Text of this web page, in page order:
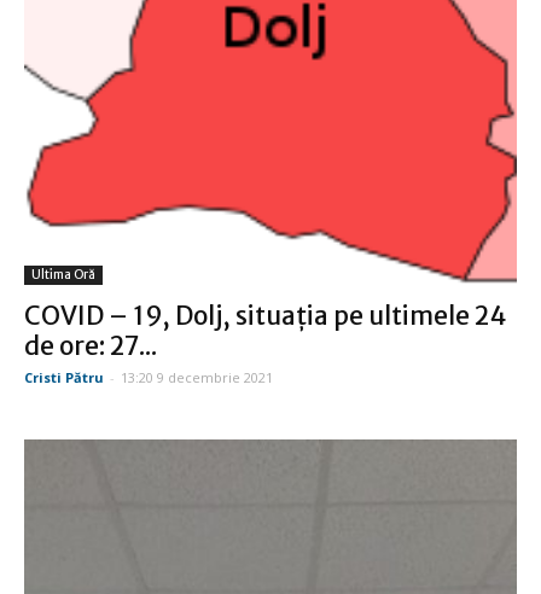
Ultima Oră
COVID – 19, Dolj, situaţia pe ultimele 24
de ore: 27...
Cristi Pătru - 13:20 9 decembrie 2021